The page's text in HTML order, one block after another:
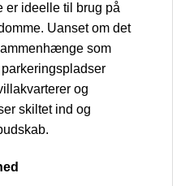
er ideelle til brug på
Uanset om det
som
og
skiltet ind og